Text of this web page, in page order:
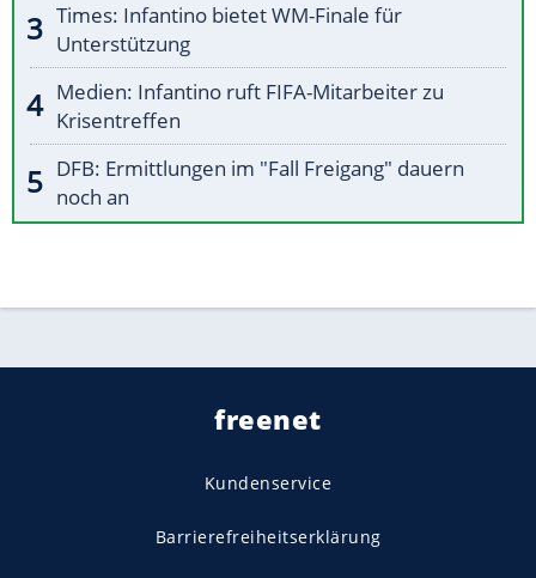
Times: Infantino bietet WM-Finale für
Unterstützung
Medien: Infantino ruft FIFA-Mitarbeiter zu
Krisentreffen
DFB: Ermittlungen im "Fall Freigang" dauern
noch an
freenet
Kundenservice
Barrierefreiheitserklärung